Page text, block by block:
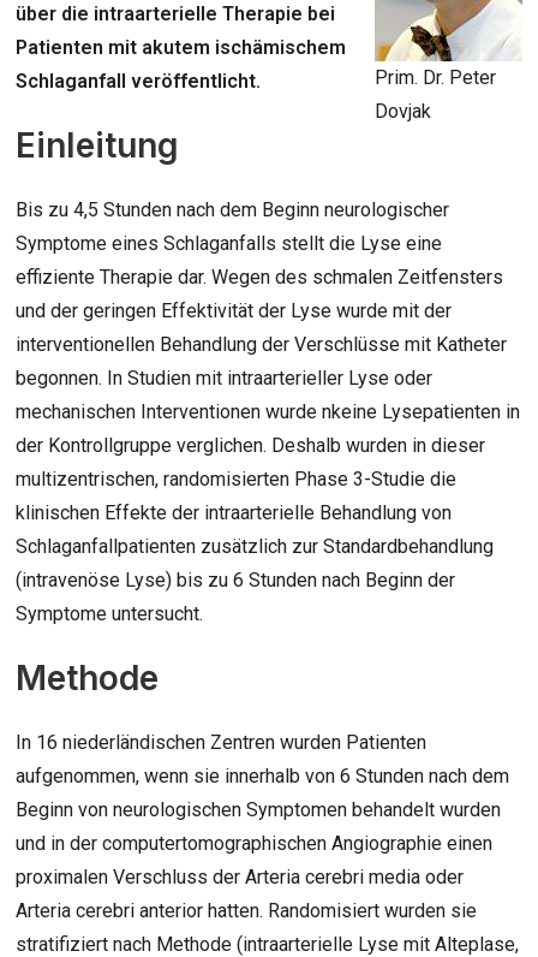
Prim. Dr. Peter
Dovjak
über die intraarterielle Therapie bei
Patienten mit akutem ischämischem
Schlaganfall veröffentlicht.
Einleitung
Bis zu 4,5 Stunden nach dem Beginn neurologischer
Symptome eines Schlaganfalls stellt die Lyse eine
effiziente Therapie dar. Wegen des schmalen Zeitfensters
und der geringen Effektivität der Lyse wurde mit der
interventionellen Behandlung der Verschlüsse mit Katheter
begonnen. In Studien mit intraarterieller Lyse oder
mechanischen Interventionen wurde nkeine Lysepatienten in
der Kontrollgruppe verglichen. Deshalb wurden in dieser
multizentrischen, randomisierten Phase 3-Studie die
klinischen Effekte der intraarterielle Behandlung von
Schlaganfallpatienten zusätzlich zur Standardbehandlung
(intravenöse Lyse) bis zu 6 Stunden nach Beginn der
Symptome untersucht.
Methode
In 16 niederländischen Zentren wurden Patienten
aufgenommen, wenn sie innerhalb von 6 Stunden nach dem
Beginn von neurologischen Symptomen behandelt wurden
und in der computertomographischen Angiographie einen
proximalen Verschluss der Arteria cerebri media oder
Arteria cerebri anterior hatten. Randomisiert wurden sie
stratifiziert nach Methode (intraarterielle Lyse mit Alteplase,